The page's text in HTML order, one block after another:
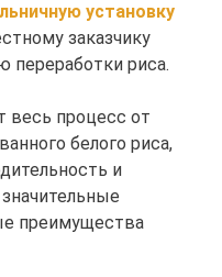
установку
заказчику
переработки риса.
весь процесс от
белого риса,
и
преимущества